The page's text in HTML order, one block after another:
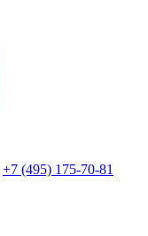
+7 (495) 175-70-81